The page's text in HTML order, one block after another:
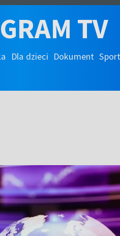
TV
Dla dzieci Dokument Sport